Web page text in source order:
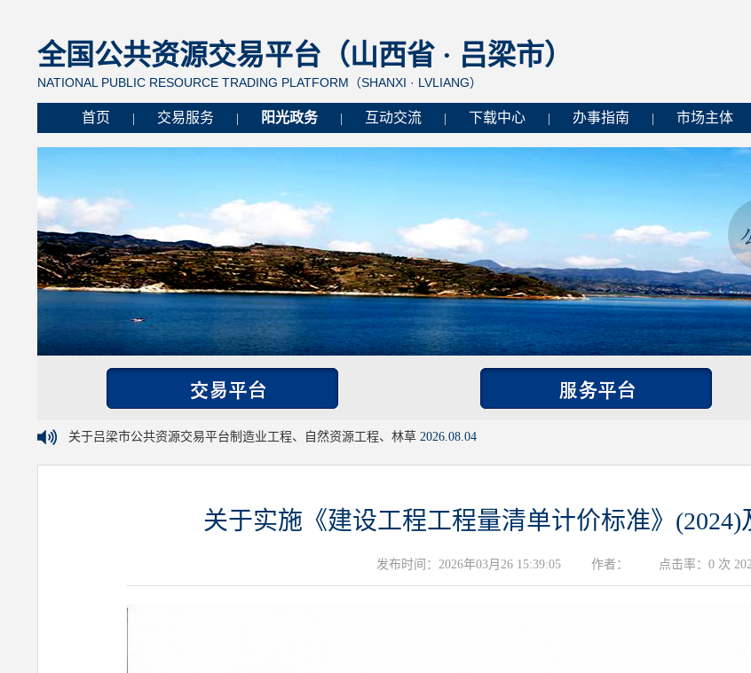
全国公共资源交易平台（山西省 · 吕梁市）
NATIONAL PUBLIC RESOURCE TRADING PLATFORM（SHANXI · LVLIANG）
首页 交易服务 阳光政务 互动交流 下载中心 办事指南 市场主体
关于吕梁市公共资源交易平台制造业工程、自然资源工程、林草 2026.08.04
关于实施《建设工程工程量清单计价标准》
发布时间：2026年03月26 15:39:05 作者： 点击率：0 次